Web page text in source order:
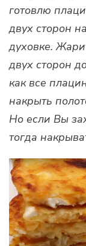
готовлю
двух сторон
духовке.
двух сторон
как все
накрыть
Но если Вы
тогда